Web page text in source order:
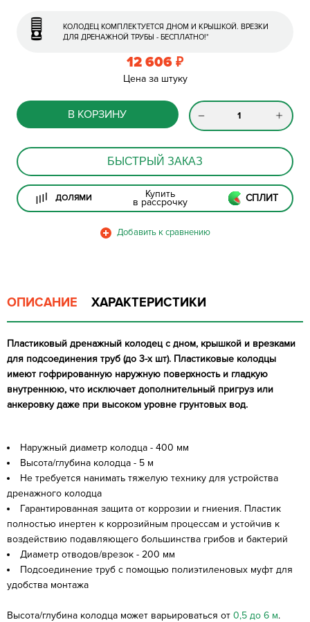
КОЛОДЕЦ КОМПЛЕКТУЕТСЯ ДНОМ И КРЫШКОЙ. ВРЕЗКИ
ДЛЯ ДРЕНАЖНОЙ ТРУБЫ - БЕСПЛАТНО!*
12 606 ₽
Цена за штуку
В КОРЗИНУ
БЫСТРЫЙ ЗАКАЗ
ДОЛЯМИ Купить
в рассрочку СПЛИТ
ОПИСАНИЕ ХАРАКТЕРИСТИКИ
Пластиковый дренажный колодец с дном, крышкой и врезками
для подсоединения труб (до 3-х шт). Пластиковые колодцы
имеют гофрированную наружную поверхность и гладкую
внутреннюю, что исключает дополнительный пригруз или
анкеровку даже при высоком уровне грунтовых вод.
Наружный диаметр колодца - 400 мм
Высота/глубина колодца - 5 м
Не требуется нанимать тяжелую технику для устройства
дренажного колодца
Гарантированная защита от коррозии и гниения. Пластик
полностью инертен к коррозийным процессам и устойчив к
воздействию подавляющего большинства грибов и бактерий
Диаметр отводов/врезок - 200 мм
Подсоединение труб с помощью полиэтиленовых муфт для
удобства монтажа
Высота/глубина колодца может варьироваться от 0,5 до 6 м.